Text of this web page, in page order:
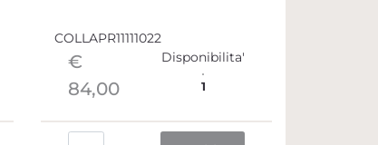
COLLAPR11111022
€
84,00
Disponibilita'
1